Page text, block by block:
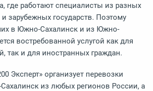
где работают специалисты из разных
зарубежных государств. Поэтому
в Южно-Сахалинск и из Южно-
востребованной услугой как для
так и для иностранных граждан.
Эксперт» организует перевозки
из любых регионов России, а